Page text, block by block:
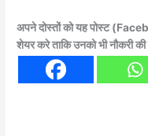
अपने दोस्तों को यह पोस्ट
शेयर करे ताकि उनको भी नौकरी की